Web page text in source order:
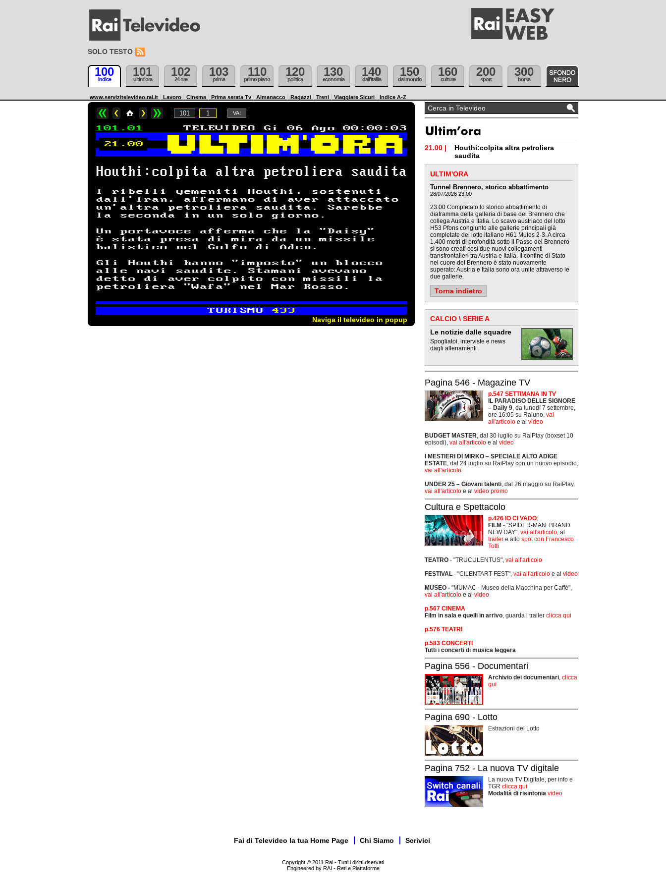
SOLO TESTO
100
indice
101
ultim'ora
102
24 ore
103
prima
110
primo piano
120
politica
130
economia
140
dall'itallia
150
dal mondo
160
culture
200
sport
300
borsa
www.servizitelevideo.rai.it Lavoro Cinema Prima serata Tv Almanacco Ragazzi Treni Viaggiare Sicuri Indice A-Z
Naviga il televideo in popup
21.00 |
Houthi:colpita altra petroliera
saudita
ULTIM'ORA
Tunnel Brennero, storico abbattimento
28/07/2026 23:00
23.00 Completato lo storico abbattimento di
diaframma della galleria di base del Brennero che
collega Austria e Italia. Lo scavo austriaco del lotto
H53 Pfons congiunto alle gallerie principali già
completate del lotto italiano H61 Mules 2-3. A circa
1.400 metri di profondità sotto il Passo del Brennero
si sono creati così due nuovi collegamenti
transfrontalieri tra Austria e Italia. Il confine di Stato
nel cuore del Brennero è stato nuovamente
superato: Austria e Italia sono ora unite attraverso le
due gallerie.
Torna indietro
CALCIO \ SERIE A
Le notizie dalle squadre
Spogliatoi, interviste e news
dagli allenamenti
Pagina 546 - Magazine TV
p.547 SETTIMANA IN TV
IL PARADISO DELLE SIGNORE
– Daily 9 , da lunedì 7 settembre,
ore 16:05 su Raiuno, vai
all'articolo e al video
BUDGET MASTER , dal 30 luglio su RaiPlay (boxset 10
episodi), vai all'articolo e al video
I MESTIERI DI MIRKO – SPECIALE ALTO ADIGE
ESTATE , dal 24 luglio su RaiPlay con un nuovo episodio,
vai all'articolo
UNDER 25 – Giovani talenti , dal 26 maggio su RaiPlay,
vai all'articolo e al video promo
Cultura e Spettacolo
p.426 IO CI VADO:
FILM - "SPIDER-MAN: BRAND
NEW DAY", vai all'articolo , al
trailer e allo spot con Francesco
Totti
TEATRO - "TRUCULENTUS", vai all'articolo
FESTIVAL - "CILENTART FEST", vai all'articolo e al video
MUSEO - "MUMAC - Museo della Macchina per Caffè",
vai all'articolo e al video
p.567 CINEMA
Film in sala e quelli in arrivo , guarda i trailer clicca qui
p.576 TEATRI
p.583 CONCERTI
Tutti i concerti di musica leggera
Pagina 556 - Documentari
Archivio dei documentari clicca
qui
Pagina 690 - Lotto
Estrazioni del Lotto
Pagina 752 - La nuova TV digitale
La nuova TV Digitale, per info e
TGR clicca qui
Modalità di risintonia video
Fai di Televideo la tua Home Page Chi Siamo Scrivici
Copyright © 2011 Rai - Tutti i diritti riservati
Engineered by RAI - Reti e Piattaforme